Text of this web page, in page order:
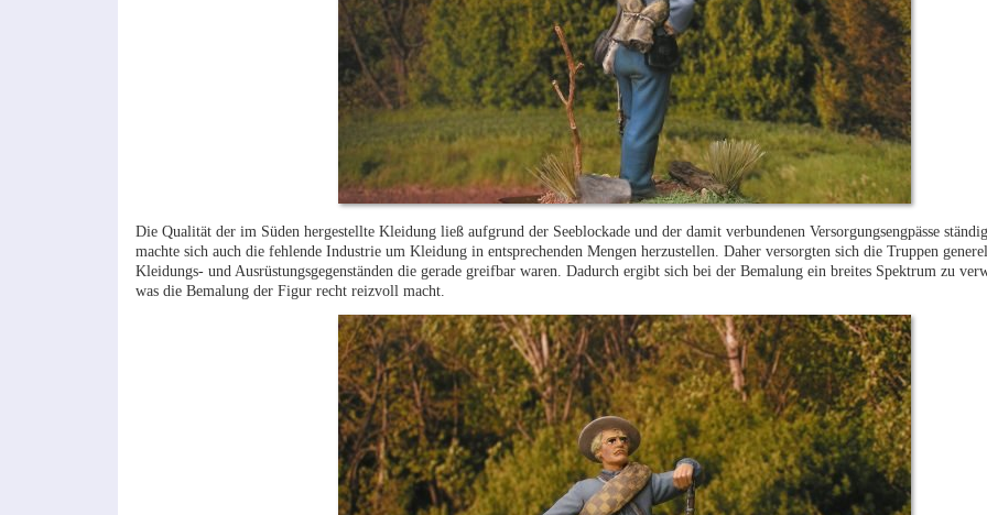
Die Qualität der im Süden hergestellte Kleidung ließ aufgrund der Seeblockade und der damit verbundenen Versorgungsengpässe
machte sich auch die fehlende Industrie um Kleidung in entsprechenden Mengen herzustellen. Daher versorgten sich die Truppen
Kleidungs- und Ausrüstungsgegenständen die gerade greifbar waren. Dadurch ergibt sich bei der Bemalung ein breites Spektrum zu
was die Bemalung der Figur recht reizvoll macht.